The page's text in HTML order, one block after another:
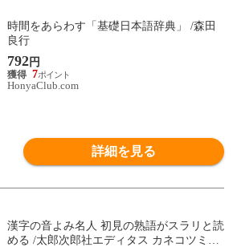
時間をあらわす「基礎日本語辞典」 /森田
良行
792円
7
HonyaClub.com
詳細を見る
漢字の音よみ名人 初見の熟語がスラリと読
める /太郎次郎社エディタス カネコツミエ